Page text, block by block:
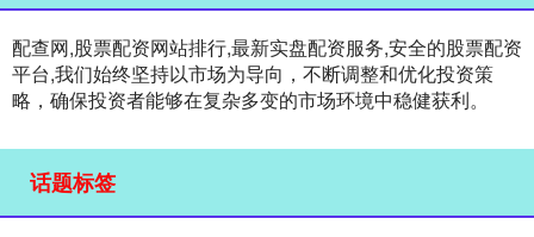
配查网,股票配资网站排行,最新实盘配资服务,安全的股票配资
平台,我们始终坚持以市场为导向，不断调整和优化投资策
略，确保投资者能够在复杂多变的市场环境中稳健获利。
话题标签